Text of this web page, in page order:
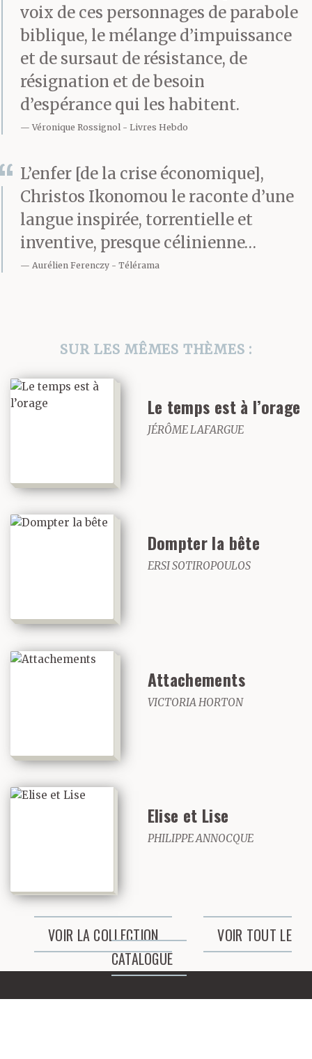
voix de ces personnages de parabole
biblique, le mélange d’impuissance
et de sursaut de résistance, de
résignation et de besoin
d’espérance qui les habitent.
Véronique Rossignol Livres Hebdo
L’enfer [de la crise économique],
Christos Ikonomou le raconte d’une
langue inspirée, torrentielle et
inventive, presque célinienne…
Aurélien Ferenczy Télérama
SUR LES MÊMES THÈMES :
Le temps est à l’orage
JÉRÔME LAFARGUE
Dompter la bête
ERSI SOTIROPOULOS
Attachements
VICTORIA HORTON
Elise et Lise
PHILIPPE ANNOCQUE
VOIR LA COLLECTION
VOIR TOUT LE
CATALOGUE